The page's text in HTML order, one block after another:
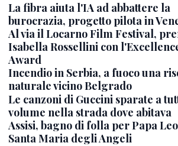
La fibra aiuta l'IA ad abbattere la
burocrazia, progetto pilota in
Al via il Locarno Film Festival,
Isabella Rossellini con
Award
Incendio in Serbia, a fuoco una
naturale vicino Belgrado
Le canzoni di Guccini sparate a
volume nella strada dove abitava
Assisi, bagno di folla per Papa
Santa Maria degli Angeli